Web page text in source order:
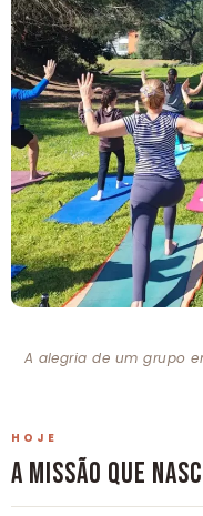
A alegria de um grupo
HOJE
A MISSÃO QUE